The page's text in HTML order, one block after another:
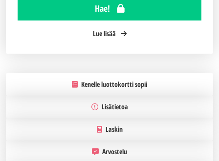
Hae!
Lue lisää
Kenelle luottokortti sopii
Lisätietoa
Laskin
Arvostelu